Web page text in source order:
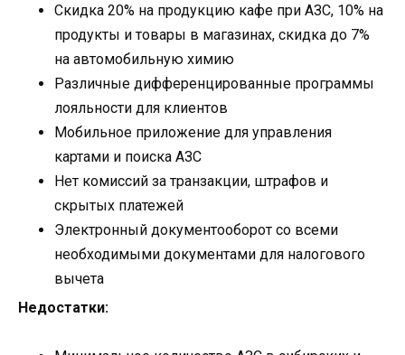
Скидка 20% на продукцию кафе при АЗС, 10% на
продукты и товары в магазинах, скидка до 7%
на автомобильную химию
Различные дифференцированные программы
лояльности для клиентов
Мобильное приложение для управления
картами и поиска АЗС
Нет комиссий за транзакции, штрафов и
скрытых платежей
Электронный документооборот со всеми
необходимыми документами для налогового
вычета
Недостатки: